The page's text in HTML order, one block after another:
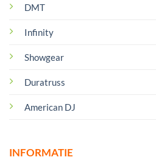
DMT
Infinity
Showgear
Duratruss
American DJ
INFORMATIE